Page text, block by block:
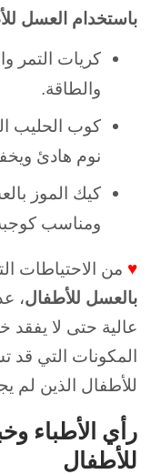
باستخدام العسل
كريات التمر
والطاقة.
كوب الحليب
نوم هادئ
كيك الموز
ومناسب
♥ من الاحتياطات
بالعسل للأطفال،
عالية حتى لا
المكونات التي
للأطفال الذين لم
رأي الأطباء
للأطفال